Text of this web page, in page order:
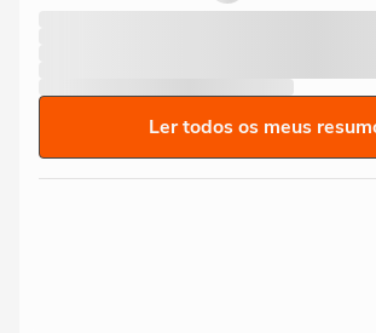
Ler todos os meus